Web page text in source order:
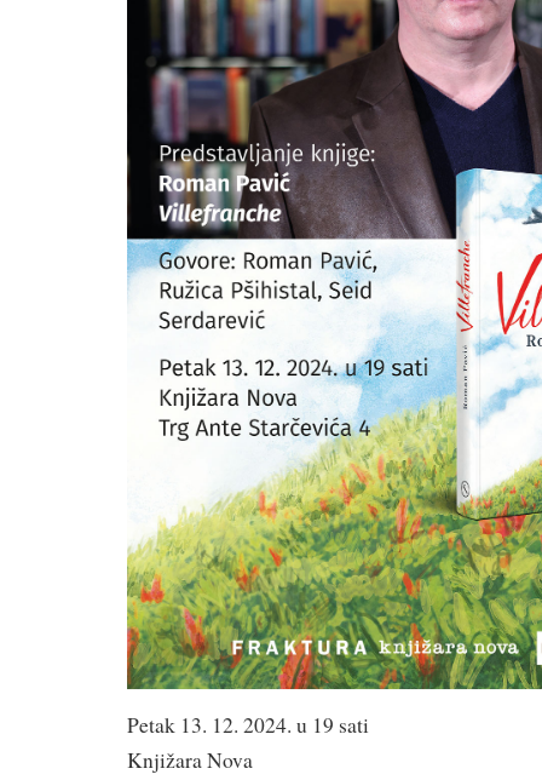
Petak 13. 12. 2024. u 19 sati
Knjižara Nova